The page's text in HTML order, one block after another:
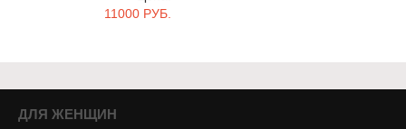
11000 РУБ.
ДЛЯ ЖЕНЩИН